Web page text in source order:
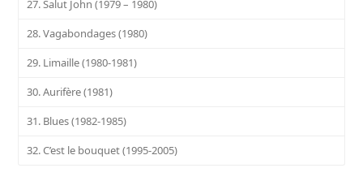
27. Salut John (1979 – 1980)
28. Vagabondages (1980)
29. Limaille (1980-1981)
30. Aurifère (1981)
31. Blues (1982-1985)
32. C’est le bouquet (1995-2005)